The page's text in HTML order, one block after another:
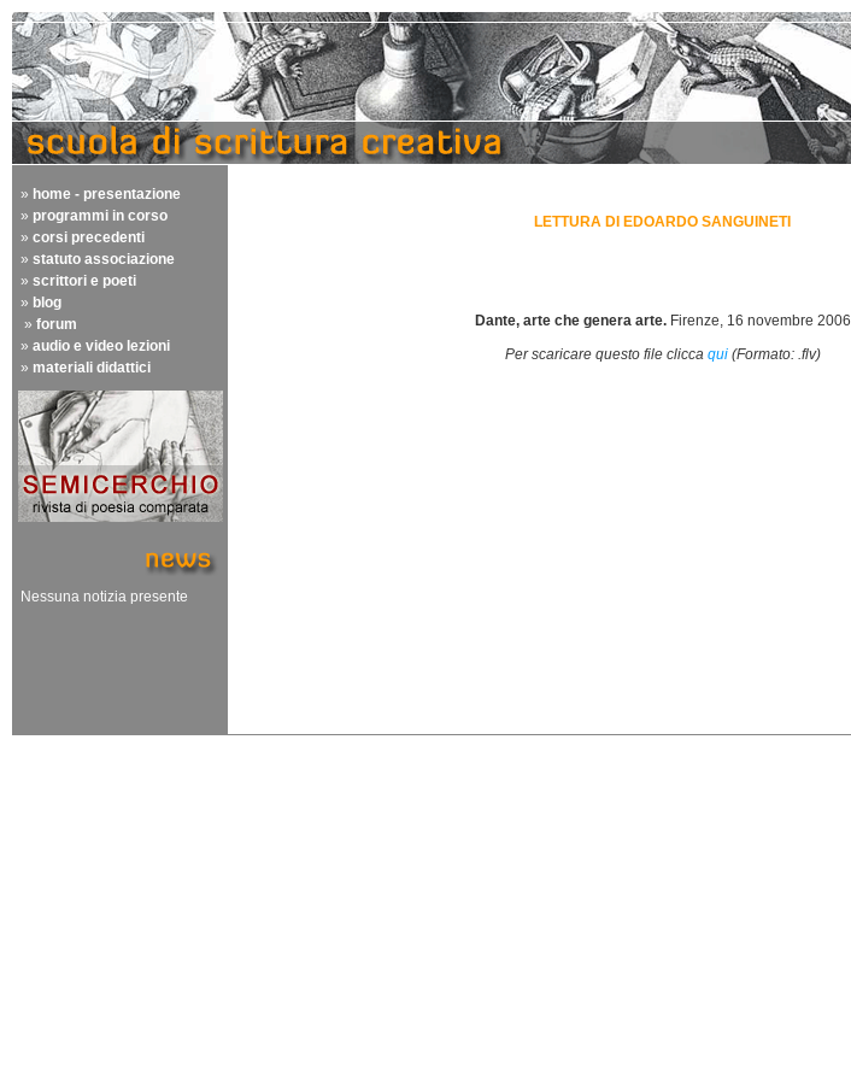
» home - presentazione
» programmi in corso
» corsi precedenti
» statuto associazione
» scrittori e poeti
» blog
» forum
» audio e video lezioni
» materiali didattici
Nessuna notizia presente
LETTURA DI EDOARDO SANGUINETI
Dante, arte che genera arte.Firenze, 16 novembre 2006
Per scaricare questo file clicca qui(Formato: .flv)